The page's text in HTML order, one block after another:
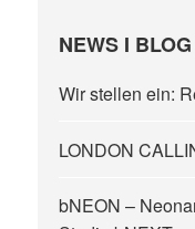
NEWS I BLOG
Wir stellen ein:
LONDON
bNEON –